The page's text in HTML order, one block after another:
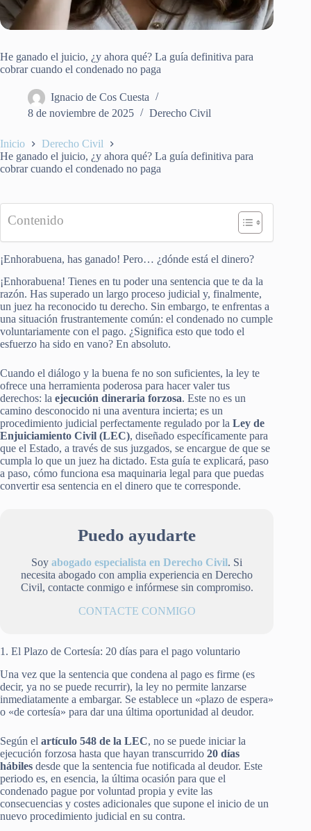
He ganado el juicio, ¿y ahora qué? La guía definitiva para
cobrar cuando el condenado no paga
Ignacio de Cos Cuesta
8 de noviembre de 2025
Derecho Civil
Inicio
Derecho Civil
He ganado el juicio, ¿y ahora qué? La guía definitiva para
cobrar cuando el condenado no paga
Contenido
¡Enhorabuena, has ganado! Pero… ¿dónde está el dinero?
¡Enhorabuena! Tienes en tu poder una sentencia que te da la
razón. Has superado un largo proceso judicial y, finalmente,
un juez ha reconocido tu derecho. Sin embargo, te enfrentas a
una situación frustrantemente común: el condenado no cumple
voluntariamente con el pago. ¿Significa esto que todo el
esfuerzo ha sido en vano? En absoluto.
Cuando el diálogo y la buena fe no son suficientes, la ley te
ofrece una herramienta poderosa para hacer valer tus
derechos: la ejecución dineraria forzosa. Este no es un
camino desconocido ni una aventura incierta; es un
procedimiento judicial perfectamente regulado por la Ley de
Enjuiciamiento Civil (LEC), diseñado específicamente para
que el Estado, a través de sus juzgados, se encargue de que se
cumpla lo que un juez ha dictado. Esta guía te explicará, paso
a paso, cómo funciona esa maquinaria legal para que puedas
convertir esa sentencia en el dinero que te corresponde.
Puedo ayudarte
Soyabogado especialista en Derecho Civil. Si
necesita abogado con amplia experiencia en Derecho
Civil, contacte conmigo e infórmese sin compromiso.
CONTACTE CONMIGO
1. El Plazo de Cortesía: 20 días para el pago voluntario
Una vez que la sentencia que condena al pago es firme (es
decir, ya no se puede recurrir), la ley no permite lanzarse
inmediatamente a embargar. Se establece un «plazo de espera»
o «de cortesía» para dar una última oportunidad al deudor.
Según el artículo 548 de la LEC, no se puede iniciar la
ejecución forzosa hasta que hayan transcurrido 20 días
hábiles desde que la sentencia fue notificada al deudor. Este
periodo es, en esencia, la última ocasión para que el
condenado pague por voluntad propia y evite las
consecuencias y costes adicionales que supone el inicio de un
nuevo procedimiento judicial en su contra.